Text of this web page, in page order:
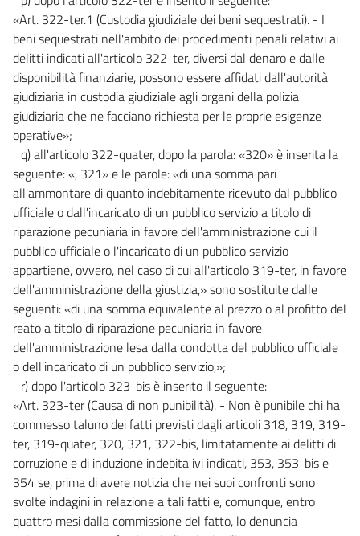
«Art. 322-ter.1 (Custodia giudiziale dei beni sequestrati). - I
beni sequestrati nell'ambito dei procedimenti penali relativi ai
delitti indicati all'articolo 322-ter, diversi dal denaro e dalle
disponibilità finanziarie, possono essere affidati dall'autorità
giudiziaria in custodia giudiziale agli organi della polizia
giudiziaria che ne facciano richiesta per le proprie esigenze
operative»;
q) all'articolo 322-quater, dopo la parola: «320» è inserita la
seguente: «, 321» e le parole: «di una somma pari
all'ammontare di quanto indebitamente ricevuto dal pubblico
ufficiale o dall'incaricato di un pubblico servizio a titolo di
riparazione pecuniaria in favore dell'amministrazione cui il
pubblico ufficiale o l'incaricato di un pubblico servizio
appartiene, ovvero, nel caso di cui all'articolo 319-ter, in favore
dell'amministrazione della giustizia,» sono sostituite dalle
seguenti: «di una somma equivalente al prezzo o al profitto del
reato a titolo di riparazione pecuniaria in favore
dell'amministrazione lesa dalla condotta del pubblico ufficiale
o dell'incaricato di un pubblico servizio,»;
r) dopo l'articolo 323-bis è inserito il seguente:
«Art. 323-ter (Causa di non punibilità). - Non è punibile chi ha
commesso taluno dei fatti previsti dagli articoli 318, 319, 319-
ter, 319-quater, 320, 321, 322-bis, limitatamente ai delitti di
corruzione e di induzione indebita ivi indicati, 353, 353-bis e
354 se, prima di avere notizia che nei suoi confronti sono
svolte indagini in relazione a tali fatti e, comunque, entro
quattro mesi dalla commissione del fatto, lo denuncia